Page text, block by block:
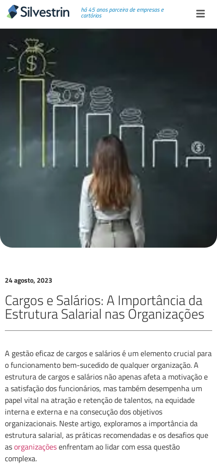
há 45 anos parceira de empresas e
cartórios
24 agosto, 2023
Cargos e Salários: A Importância da
Estrutura Salarial nas Organizações
A gestão eficaz de cargos e salários é um elemento crucial para
o funcionamento bem-sucedido de qualquer organização. A
estrutura de cargos e salários não apenas afeta a motivação e
a satisfação dos funcionários, mas também desempenha um
papel vital na atração e retenção de talentos, na equidade
interna e externa e na consecução dos objetivos
organizacionais. Neste artigo, exploramos a importância da
estrutura salarial, as práticas recomendadas e os desafios que
asorganizaçõesenfrentam ao lidar com essa questão
complexa.